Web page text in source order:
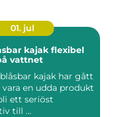
01. jul
kajak flexibel
vattnet
kajak har gått
en udda produkt
ett seriöst
till ...